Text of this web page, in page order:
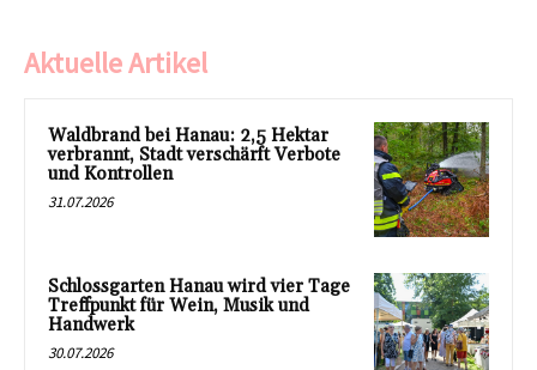
Aktuelle Artikel
Waldbrand bei Hanau: 2,5 Hektar
verbrannt, Stadt verschärft Verbote
und Kontrollen
31.07.2026
Schlossgarten Hanau wird vier Tage
Treffpunkt für Wein, Musik und
Handwerk
30.07.2026